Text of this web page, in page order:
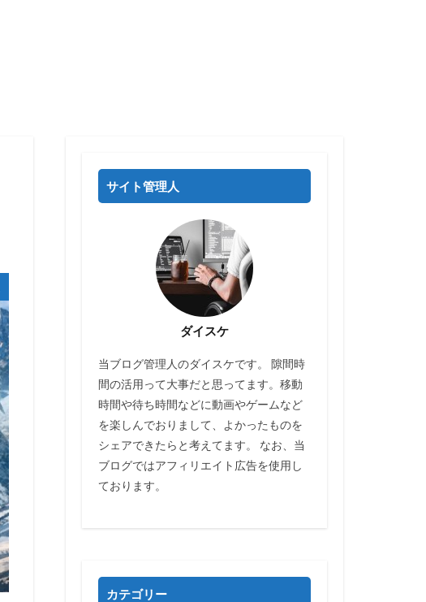
サイト管理人
ダイスケ
当ブログ管理人のダイスケです。 隙間時
間の活用って大事だと思ってます。移動
時間や待ち時間などに動画やゲームなど
を楽しんでおりまして、よかったものを
シェアできたらと考えてます。 なお、当
ブログではアフィリエイト広告を使用し
ております。
カテゴリー